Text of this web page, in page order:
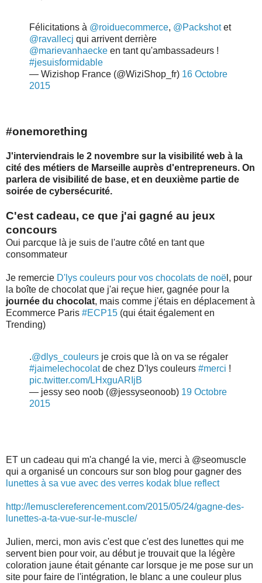
Félicitations à @roiduecommerce, @Packshotet
@ravallecj qui arrivent derrière
@marievanhaecke en tant qu'ambassadeurs !
#jesuisformidable
— Wizishop France (@WiziShop_fr) 16 Octobre
2015
#onemorething
J'interviendrais le 2 novembre sur la visibilité web à la
cité des métiers de Marseille auprès d'entrepreneurs. On
parlera de visibilité de base, et en deuxième partie de
soirée de cybersécurité.
C'est cadeau, ce que j'ai gagné au jeux
concours
Oui parcque là je suis de l'autre côté en tant que
consommateur
Je remercie D'lys couleurs pour vos chocolats de noë l, pour
la boîte de chocolat que j'ai reçue hier, gagnée pour la
journée du chocolat, mais comme j'étais en déplacement à
Ecommerce Paris #ECP15 (qui était également en
Trending)
.@dlys_couleurs je crois que là on va se régaler
#jaimelechocolatde chez D'lys couleurs #merci !
pic.twitter.com/LHxguARIjB
— jessy seo noob (@jessyseonoob) 19 Octobre
2015
ET un cadeau qui m'a changé la vie, merci à @seomuscle
qui a organisé un concours sur son blog pour gagner des
lunettes à sa vue avec des verres kodak blue reflect
http://lemusclereferencement.com/2015/05/24/gagne-des-
lunettes-a-ta-vue-sur-le-muscle/
Julien, merci, mon avis c'est que c'est des lunettes qui me
servent bien pour voir, au début je trouvait que la légère
coloration jaune était génante car lorsque je me pose sur un
site pour faire de l'intégration, le blanc a une couleur plus